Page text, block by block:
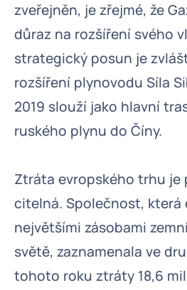
zveřejněn, je zřejmé, že
důraz na rozšíření svého
strategický posun je
rozšíření plynovodu Síla
2019 slouží jako hlavní
ruského plynu do Číny.
Ztráta evropského trhu je
citelná. Společnost, která
největšími zásobami
světě, zaznamenala ve
tohoto roku ztráty 18,6